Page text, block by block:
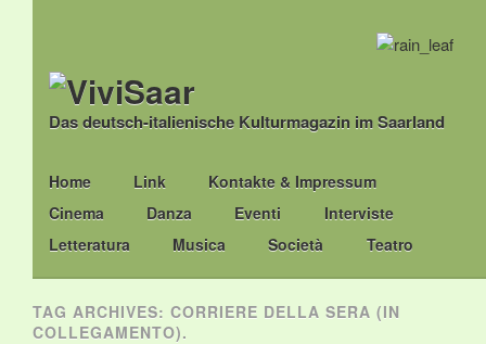
Das deutsch-italienische Kulturmagazin im Saarland
Main menu
Skip
to
content
Home Link
Kontakte & Impressum
Cinema
Danza Eventi
Interviste
Letteratura
Musica Società Teatro
TAG ARCHIVES: CORRIERE DELLA SERA (IN
COLLEGAMENTO).